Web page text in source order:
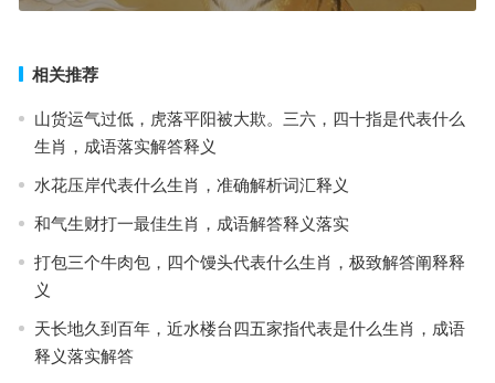
相关推荐
山货运气过低，虎落平阳被大欺。三六，四十指是代表什么
生肖，成语落实解答释义
水花压岸代表什么生肖，准确解析词汇释义
和气生财打一最佳生肖，成语解答释义落实
打包三个牛肉包，四个馒头代表什么生肖，极致解答阐释释
义
天长地久到百年，近水楼台四五家指代表是什么生肖，成语
释义落实解答